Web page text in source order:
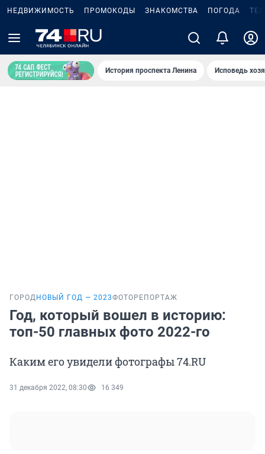
НЕДВИЖИМОСТЬ ПРОМОКОДЫ ЗНАКОМСТВА ПОГОДА
История проспекта Ленина Исповедь
ГОРОД НОВЫЙ ГОД — 2023ФОТОРЕПОРТАЖ
Год, который вошел в историю:
топ-50 главных фото 2022-го
Каким его увидели фотографы 74.RU
31 декабря 2022, 08:30 16 349